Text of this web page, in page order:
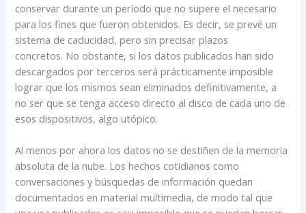
conservar durante un período que no supere el necesario
para los fines que fueron obtenidos. Es decir, se prevé un
sistema de caducidad, pero sin precisar plazos
concretos. No obstante, si los datos publicados han sido
descargados por terceros será prácticamente imposible
lograr que los mismos sean eliminados definitivamente, a
no ser que se tenga acceso directo al disco de cada uno de
esos dispositivos, algo utópico.
Al menos por ahora los datos no se destiñen de la memoria
absoluta de la nube. Los hechos cotidianos como
conversaciones y búsquedas de información quedan
documentados en material multimedia, de modo tal que